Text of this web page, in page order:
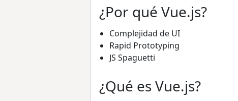
¿Por qué Vue.js?
Complejidad de UI
Rapid Prototyping
JS Spaguetti
¿Qué es Vue.js?